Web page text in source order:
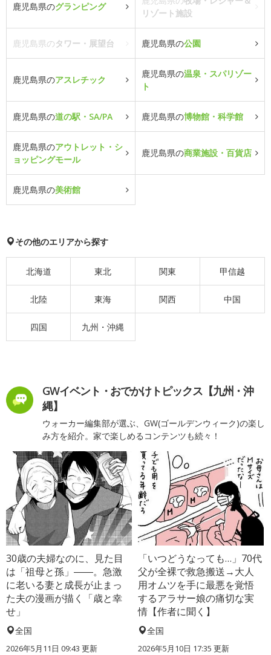
鹿児島県のグランピング
リゾート施設
鹿児島県のタワー・展望台 鹿児島県の公園
鹿児島県のアスレチック
鹿児島県の温泉・スパリゾー
ト
鹿児島県の道の駅・SA/PA 鹿児島県の博物館・科学館
鹿児島県のアウトレット・シ
ョッピングモール
鹿児島県の商業施設・百貨店
鹿児島県の美術館
その他のエリアから探す
北海道 東北 関東 甲信越
北陸 東海 関西 中国
四国 九州・沖縄
GWイベント・おでかけトピックス【九州・沖
縄】
ウォーカー編集部が選ぶ、GW(ゴールデンウィーク)の楽し
み方を紹介。家で楽しめるコンテンツも続々！
30歳の夫婦なのに、見た目
は「祖母と孫」――。急激
に老いる妻と成長が止まっ
た夫の漫画が描く「歳と幸
せ」
全国
2026年5月11日 09:43 更新
「いつどうなっても…」70代
父が全裸で救急搬送→大人
用オムツを手に最悪を覚悟
するアラサー娘の痛切な実
情【作者に聞く】
全国
2026年5月10日 17:35 更新